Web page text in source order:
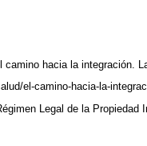
camino hacia la integración.
el-camino-hacia-la-
Legal de la